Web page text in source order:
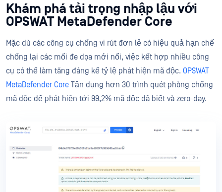
Khám phá tải trọng nhập lậu với
OPSWAT MetaDefender Core
Mặc dù các công cụ chống vi rút đơn lẻ có hiệu quả hạn chế
chống lại các mối đe dọa mới nổi, việc kết hợp nhiều công
cụ có thể làm tăng đáng kể tỷ lệ phát hiện mã độc. OPSWAT
MetaDefender Core Tận dụng hơn 30 trình quét phòng chống
mã độc để phát hiện tới 99,2% mã độc đã biết và zero-day.